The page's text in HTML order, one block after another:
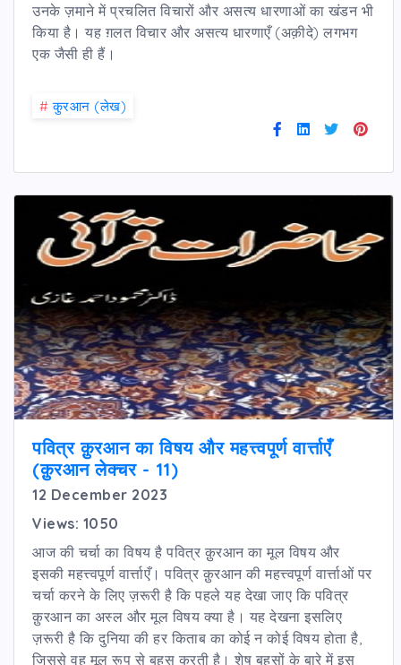
उनके ज़माने में प्रचलित विचारों और असत्य धारणाओं का खंडन भी
किया है। यह ग़लत विचार और असत्य धारणाएँ (अक़ीदे) लगभग
एक जैसी ही हैं।
# कु़रआन (लेख)
पवित्र क़ुरआन का विषय और महत्त्वपूर्ण वार्त्ताएँ
(क़ुरआन लेक्चर - 11)
12 December 2023
Views: 1050
आज की चर्चा का विषय है पवित्र क़ुरआन का मूल विषय और
इसकी महत्त्वपूर्ण वार्त्ताएँ। पवित्र क़ुरआन की महत्त्वपूर्ण वार्त्ताओं पर
चर्चा करने के लिए ज़रूरी है कि पहले यह देखा जाए कि पवित्र
क़ुरआन का अस्ल और मूल विषय क्या है। यह देखना इसलिए
ज़रूरी है कि दुनिया की हर किताब का कोई न कोई विषय होता है,
जिससे वह मूल रूप से बहस करती है। शेष बहसों के बारे में इस